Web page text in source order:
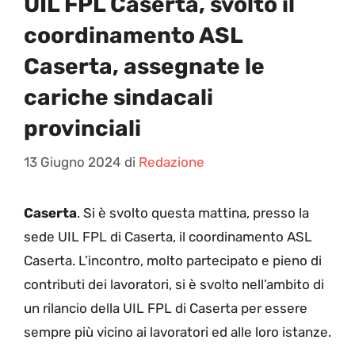
coordinamento ASL
Caserta, assegnate le
cariche sindacali
provinciali
13 Giugno 2024 di Redazione
Caserta. Si è svolto questa mattina, presso la
sede UIL FPL di Caserta, il coordinamento ASL
Caserta. L’incontro, molto partecipato e pieno di
contributi dei lavoratori, si è svolto nell’ambito di
un rilancio della UIL FPL di Caserta per essere
sempre più vicino ai lavoratori ed alle loro istanze.